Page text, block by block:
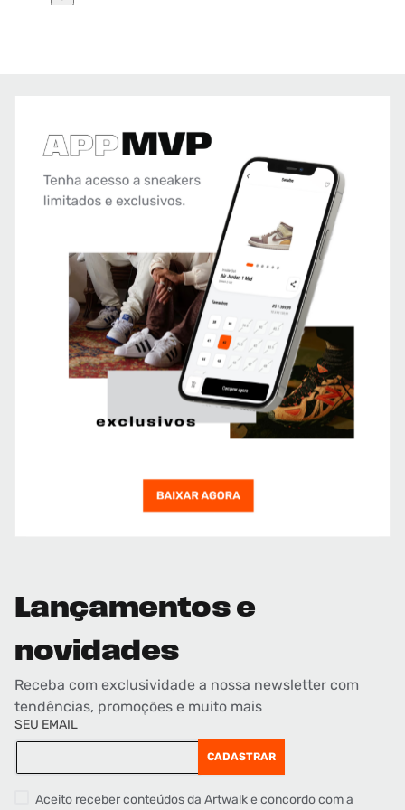
Lançamentos e
novidades
Receba com exclusividade a nossa newsletter com
tendências, promoções e muito mais
SEU EMAIL
CADASTRAR
Aceito receber conteúdos da Artwalk e concordo com a